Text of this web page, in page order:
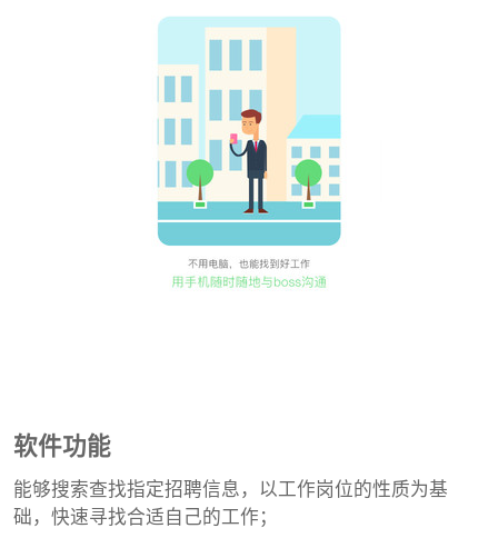
软件功能
能够搜索查找指定招聘信息，以工作岗位的性质为基
础，快速寻找合适自己的工作；